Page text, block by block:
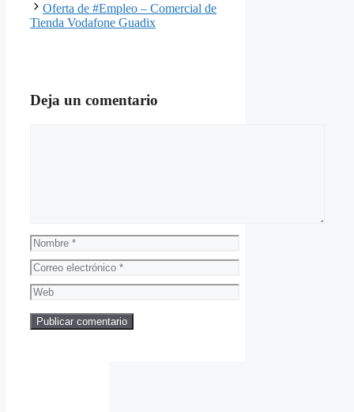
Oferta de #Empleo – Comercial de
Tienda Vodafone Guadix
Deja un comentario
Nombre
Correo
electrónico
Web